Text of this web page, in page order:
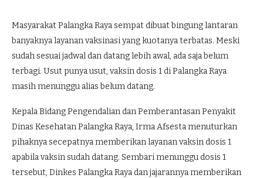
Masyarakat Palangka Raya sempat dibuat bingung lantaran
banyaknya layanan vaksinasi yang kuotanya terbatas. Meski
sudah sesuai jadwal dan datang lebih awal, ada saja belum
terbagi. Usut punya usut, vaksin dosis 1 di Palangka Raya
masih menunggu alias belum datang.
Kepala Bidang Pengendalian dan Pemberantasan Penyakit
Dinas Kesehatan Palangka Raya, Irma Afsesta menuturkan
pihaknya secepatnya memberikan layanan vaksin dosis 1
apabila vaksin sudah datang. Sembari menunggu dosis 1
tersebut, Dinkes Palangka Raya dan jajarannya memberikan